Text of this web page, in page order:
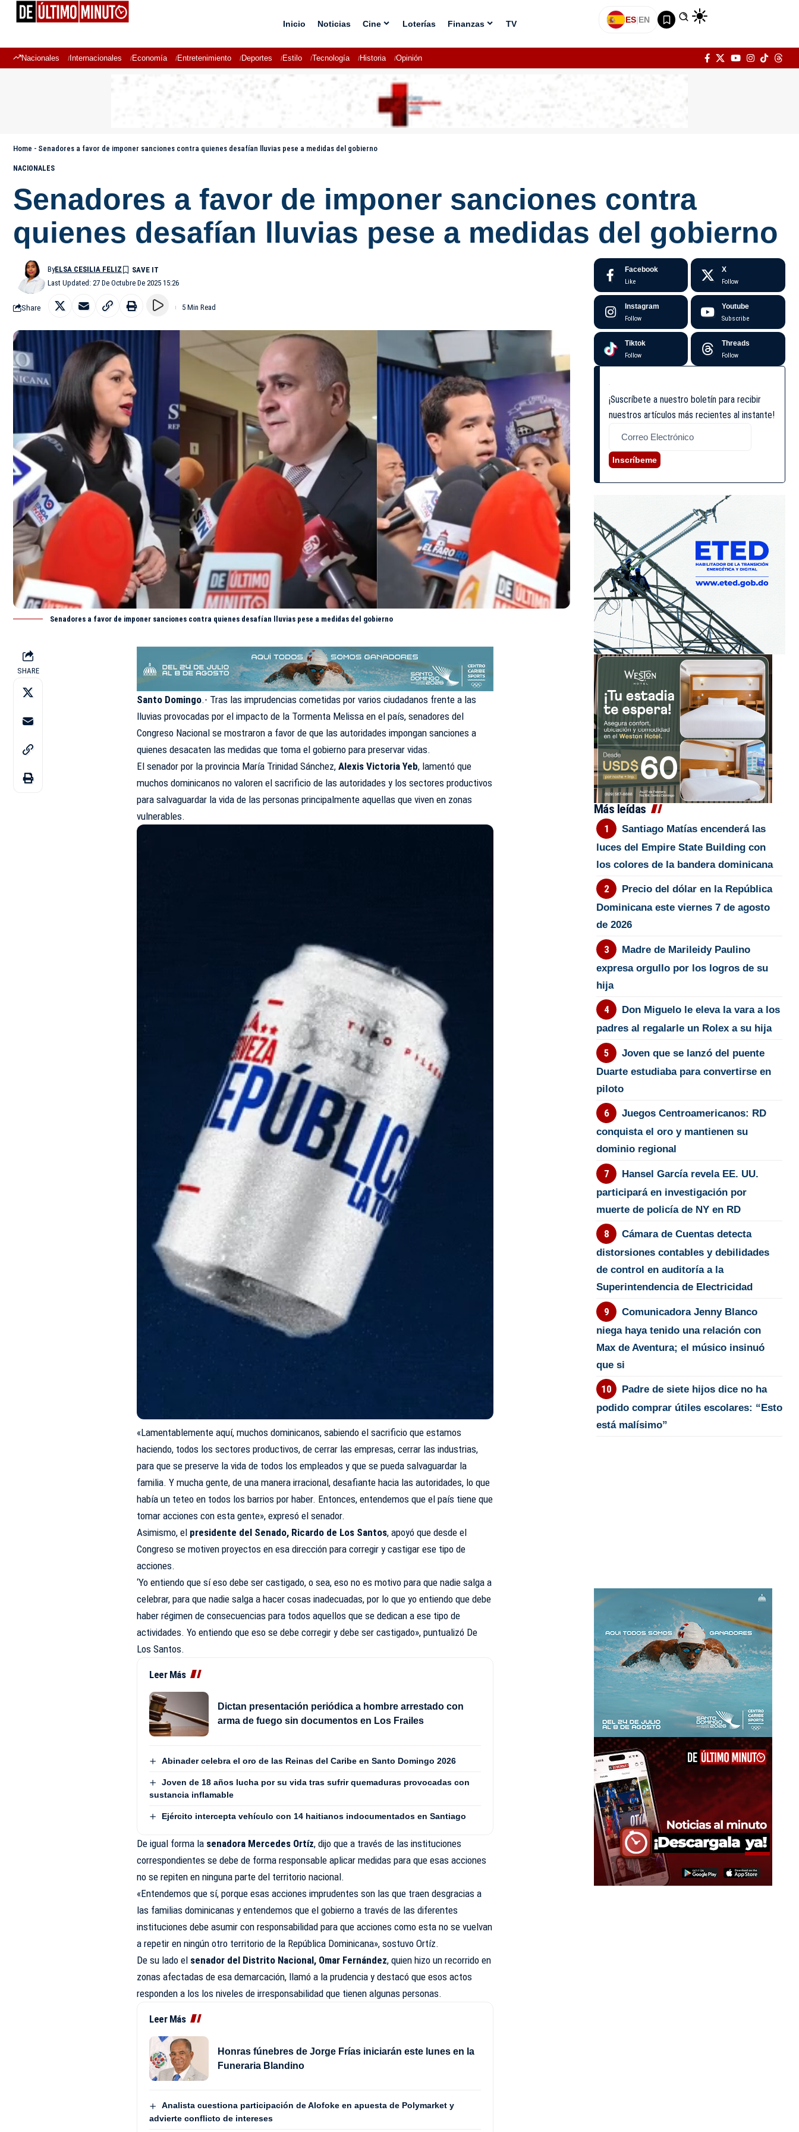
Inicio Noticias Cine Loterías Finanzas TV ES|EN
Nacionales Internacionales Economía Entretenimiento Deportes Estilo Tecnología Historia Opinión
Home - Senadores a favor de imponer sanciones contra quienes desafían lluvias pese a medidas del gobierno
NACIONALES
Senadores a favor de imponer sanciones contra
quienes desafían lluvias pese a medidas del gobierno
Last Updated: 27 De Octubre De 2025 15:26
ByELSA CESILIA FELIZ
Share 5 Min Read
Senadores a favor de imponer sanciones contra quienes desafían lluvias pese a medidas del gobierno
SHARE
Santo Domingo.- Tras las imprudencias cometidas por varios ciudadanos frente a las
lluvias provocadas por el impacto de la Tormenta Melissa en el país,senadores del
Congreso Nacional se mostraron a favor de que las autoridades impongan sanciones a
quienes desacaten las medidas que toma el gobierno para preservar vidas.
El senador por la provincia María Trinidad Sánchez,Alexis Victoria Yeb, lamentó que
muchos dominicanos no valoren el sacrificio de las autoridades y los sectores productivos
para salvaguardar la vida de las personas principalmente aquellas que viven en zonas
vulnerables.
«Lamentablemente aquí, muchos dominicanos, sabiendo el sacrificio que estamos
haciendo, todos los sectores productivos, de cerrar las empresas, cerrar las industrias,
para que se preserve la vida de todos los empleados y que se pueda salvaguardar la
familia. Y mucha gente, de una manera irracional, desafiante hacia las autoridades, lo que
había un teteo en todos los barrios por haber. Entonces, entendemos que el país tiene que
tomar acciones con esta gente», expresó el senador.
Asimismo, el presidente del Senado, Ricardo de Los Santos, apoyó que desde el
Congreso se motiven proyectos en esa dirección para corregir y castigar ese tipo de
acciones.
‘Yo entiendo que sí eso debe ser castigado, o sea, eso no es motivo para que nadie salga a
celebrar, para que nadie salga a hacer cosas inadecuadas, por lo que yo entiendo que debe
haber régimen de consecuencias para todos aquellos que se dedican a ese tipo de
actividades. Yo entiendo que eso se debe corregir y debe ser castigado», puntualizó De
Los Santos.
Leer Más
Dictan presentación periódica a hombre arrestado con
arma de fuego sin documentos en Los Frailes
Abinader celebra el oro de las Reinas del Caribe en Santo Domingo 2026
Joven de 18 años lucha por su vida tras sufrir quemaduras provocadas con
sustancia inflamable
Ejército intercepta vehículo con 14 haitianos indocumentados en Santiago
De igual forma la senadora Mercedes Ortíz, dijo que a través de las instituciones
correspondientes se debe de forma responsable aplicar medidas para que esas acciones
no se repiten en ninguna parte del territorio nacional.
«Entendemos que sí, porque esas acciones imprudentes son las que traen desgracias a
las familias dominicanas y entendemos que el gobierno a través de las diferentes
instituciones debe asumir con responsabilidad para que acciones como esta no se vuelvan
a repetir en ningún otro territorio de la República Dominicana», sostuvo Ortíz.
De su lado el senador del Distrito Nacional, Omar Fernández, quien hizo un recorrido en
zonas afectadas de esa demarcación, llamó a la prudencia y destacó que esos actos
responden a los los niveles de irresponsabilidad que tienen algunas personas.
Leer Más
Honras fúnebres de Jorge Frías iniciarán este lunes en la
Funeraria Blandino
Analista cuestiona participación de Alofoke en apuesta de Polymarket y
advierte conflicto de intereses
Facebook
Like
X
Follow
Instagram
Follow
Youtube
Subscribe
Tiktok
Follow
Threads
Follow
¡Suscríbete a nuestro boletín para recibir
nuestros artículos más recientes al instante!
Inscríbeme
Más leídas
Santiago Matías encenderá las
luces del Empire State Building con
los colores de la bandera dominicana
Precio del dólar en la República
Dominicana este viernes 7 de agosto
de 2026
Madre de Marileidy Paulino
expresa orgullo por los logros de su
hija
Don Miguelo le eleva la vara a los
padres al regalarle un Rolex a su hija
Joven que se lanzó del puente
Duarte estudiaba para convertirse en
piloto
Juegos Centroamericanos: RD
conquista el oro y mantienen su
dominio regional
Hansel García revela EE. UU.
participará en investigación por
muerte de policía de NY en RD
Cámara de Cuentas detecta
distorsiones contables y debilidades
de control en auditoría a la
Superintendencia de Electricidad
Comunicadora Jenny Blanco
niega haya tenido una relación con
Max de Aventura; el músico insinuó
que si
Padre de siete hijos dice no ha
podido comprar útiles escolares: “Esto
está malísimo”